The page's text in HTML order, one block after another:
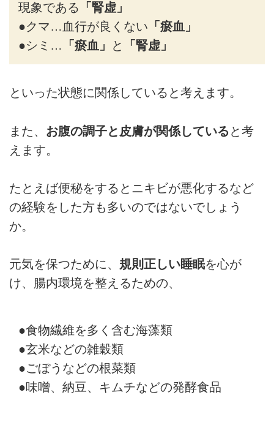
現象である 「腎虚」
●クマ…血行が良くない 「瘀血」
●シミ… 「瘀血」 と 「腎虚」
といった状態に関係していると考えます。
また、 お腹の調子と皮膚が関係している と考
えます。
たとえば便秘をするとニキビが悪化するなど
の経験をした方も多いのではないでしょう
か。
元気を保つために、 規則正しい睡眠を心が
け、腸内環境を整えるための、
●食物繊維を多く含む海藻類
●玄米などの雑穀類
●ごぼうなどの根菜類
●味噌、納豆、キムチなどの発酵食品